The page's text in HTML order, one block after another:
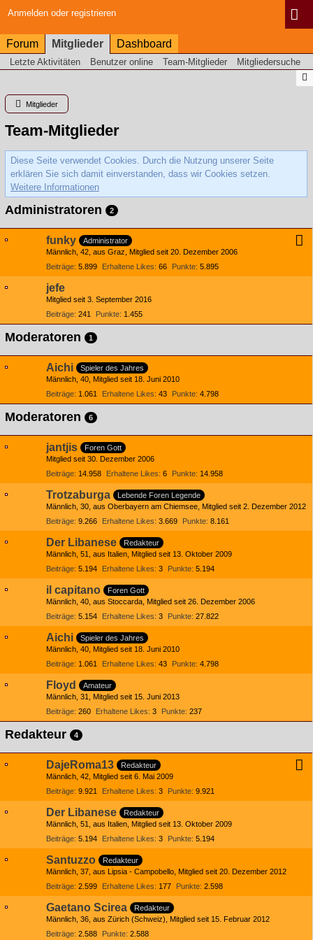
Anmelden oder registrieren
Forum Mitglieder Dashboard
Letzte Aktivitäten Benutzer online Team-Mitglieder Mitgliedersuche
Mitglieder
Team-Mitglieder
Diese Seite verwendet Cookies. Durch die Nutzung unserer Seite
erklären Sie sich damit einverstanden, dass wir Cookies setzen.
Weitere Informationen
Administratoren 2
funky
Administrator
Männlich 42 aus Graz Mitglied seit 20. Dezember 2006
Beiträge 5.899 Erhaltene Likes 66 Punkte 5.895
jefe
Mitglied seit 3. September 2016
Beiträge 241 Punkte 1.455
Moderatoren 1
Aichi
Spieler des Jahres
Männlich 40 Mitglied seit 18. Juni 2010
Beiträge 1.061 Erhaltene Likes 43 Punkte 4.798
Moderatoren 6
jantjis
Foren Gott
Mitglied seit 30. Dezember 2006
Beiträge 14.958 Erhaltene Likes 6 Punkte 14.958
Trotzaburga
Lebende Foren Legende
Männlich 30 aus Oberbayern am Chiemsee Mitglied seit 2. Dezember 2012
Beiträge 9.266 Erhaltene Likes 3.669 Punkte 8.161
Der Libanese
Redakteur
Männlich 51 aus Italien Mitglied seit 13. Oktober 2009
Beiträge 5.194 Erhaltene Likes 3 Punkte 5.194
il capitano
Foren Gott
Männlich 40 aus Stoccarda Mitglied seit 26. Dezember 2006
Beiträge 5.154 Erhaltene Likes 3 Punkte 27.822
Aichi
Spieler des Jahres
Männlich 40 Mitglied seit 18. Juni 2010
Beiträge 1.061 Erhaltene Likes 43 Punkte 4.798
Floyd
Amateur
Männlich 31
Mitglied seit 15. Juni 2013
Beiträge 260 Erhaltene Likes 3 Punkte 237
Redakteur 4
DajeRoma13
Redakteur
Männlich 42 Mitglied seit 6. Mai 2009
Beiträge 9.921 Erhaltene Likes 3 Punkte 9.921
Der Libanese
Redakteur
Männlich 51 aus Italien Mitglied seit 13. Oktober 2009
Beiträge 5.194 Erhaltene Likes 3 Punkte 5.194
Santuzzo
Redakteur
Männlich 37 aus Lipsia - Campobello Mitglied seit 20. Dezember 2012
Beiträge 2.599 Erhaltene Likes 177 Punkte 2.598
Gaetano Scirea
Redakteur
Männlich 36 aus Zürich (Schweiz) Mitglied seit 15. Februar 2012
Beiträge 2.588 Punkte 2.588